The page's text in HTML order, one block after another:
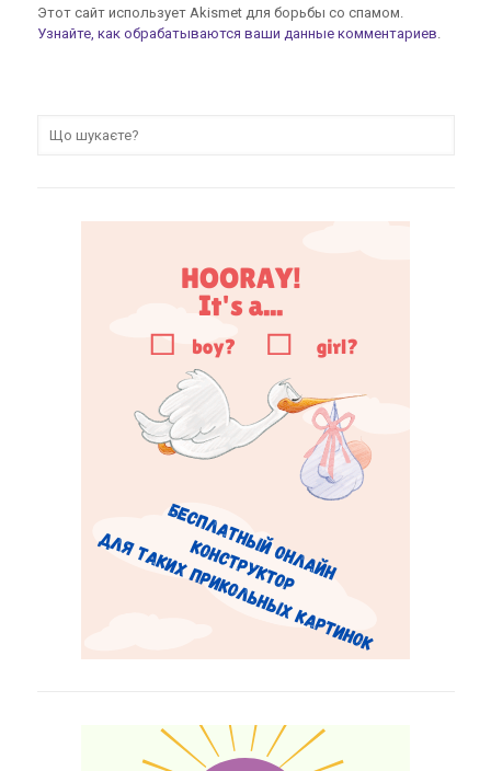
Этот сайт использует Akismet для борьбы со спамом.
Узнайте, как обрабатываются ваши данные комментариев